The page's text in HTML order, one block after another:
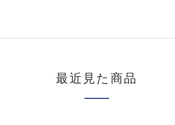
最近見た商品